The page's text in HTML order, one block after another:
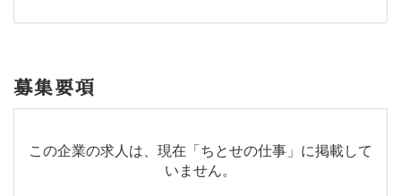
募集要項
この企業の求人は、現在「ちとせの仕事」に掲載して
いません。